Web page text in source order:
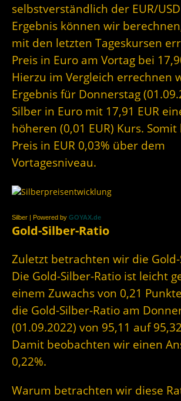
selbstverständlich der EUR/
Ergebnis können wir
mit den letzten Tageskursen
Preis in Euro am Vortag bei
Hierzu im Vergleich errechnen
Ergebnis für Donnerstag
Silber in Euro mit 17,91 EUR
höheren (0,01 EUR) Kurs.
Preis in EUR 0,03% über dem
Vortagesniveau.
Silber | Powered by GOYAX.de
Gold-Silber-Ratio
Zuletzt betrachten wir die
Die Gold-Silber-Ratio ist leicht
einem Zuwachs von 0,21
die Gold-Silber-Ratio am
(01.09.2022) von 95,11 auf
Damit beobachten wir einen
0,22%.
Warum betrachten wir diese